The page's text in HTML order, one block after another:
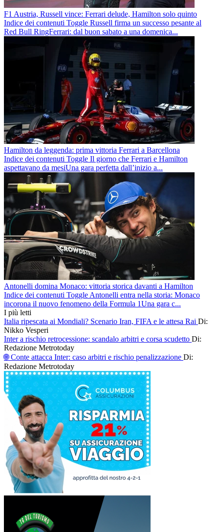
F1 Austria, Russell vince: Ferrari delude, Hamilton solo quinto
Indice dei contenuti Toggle Russell firma un successo pesante al
Red Bull RingFerrari: dal buon sabato a una domenica...
Hamilton da leggenda: prima vittoria Ferrari a Barcellona
Indice dei contenuti Toggle Il giorno che Ferrari e Hamilton
aspettavano da mesiUna gara perfetta dall’inizio a...
Antonelli domina Monaco: vittoria storica davanti a Hamilton
Indice dei contenuti Toggle Antonelli entra nella storia: Monaco
incorona il nuovo fenomeno della Formula 1Una gara c...
I più letti
Italia ripescata ai Mondiali? Scenario Iran, FIFA e le attesa Rai Di:
Nikko Vesperi
Inter a rischio retrocessione: scandalo arbitri e corsa scudetto Di:
Redazione Metrotoday
🌐 Conte attacca Inter: caso arbitri e rischio penalizzazione Di:
Redazione Metrotoday